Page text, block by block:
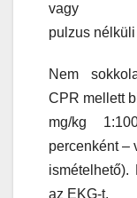
vagy
pulzus
Nem
CPR mellett
mg/kg
percenként –
ismételhető).
az EKG-t.